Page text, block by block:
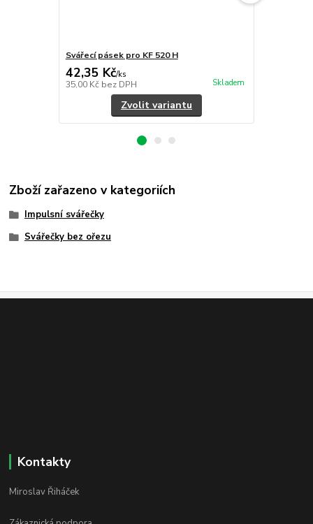
Svářecí pásek pro KF 520 H
42,35 Kč/ks
35,00 Kč bez DPH Skladem
Zvolit variantu
Zboží zařazeno v kategoriích
Impulsní svářečky
Svářečky bez ořezu
Kontakty
Miroslav Řiháček